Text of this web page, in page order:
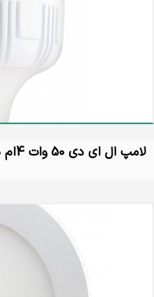
لامپ ال ای دی 50 وات 4ام مدل MB05 پایه E27